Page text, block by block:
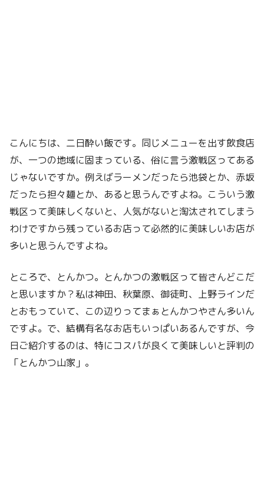
こんにちは、二日酔い飯です。同じメニューを出す飲食店
が、一つの地域に固まっている、俗に言う激戦区ってある
じゃないですか。例えばラーメンだったら池袋とか、赤坂
だったら担々麺とか、あると思うんですよね。こういう激
戦区って美味しくないと、人気がないと淘汰されてしまう
わけですから残っているお店って必然的に美味しいお店が
多いと思うんですよね。
ところで、とんかつ。とんかつの激戦区って皆さんどこだ
と思いますか？私は神田、秋葉原、御徒町、上野ラインだ
とおもっていて、この辺りってまぁとんかつやさん多いん
ですよ。で、結構有名なお店もいっぱいあるんですが、今
日ご紹介するのは、特にコスパが良くて美味しいと評判の
「とんかつ山家」。